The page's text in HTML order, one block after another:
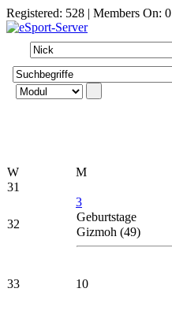
Registered: 528 | Members On: 0
W M
31
32
3
Geburtstage
Gizmoh (49)
33 10